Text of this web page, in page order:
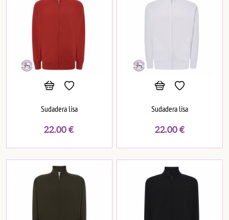
Sudadera lisa
22.00€
Sudadera lisa
22.00€